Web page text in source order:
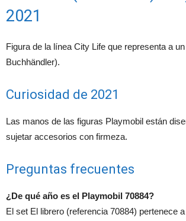
2021
Figura de la línea City Life que representa a
Buchhändler).
Curiosidad de 2021
Las manos de las figuras Playmobil están
sujetar accesorios con firmeza.
Preguntas frecuentes
¿De qué año es el Playmobil 70884?
El set El librero (referencia 70884) pertenece